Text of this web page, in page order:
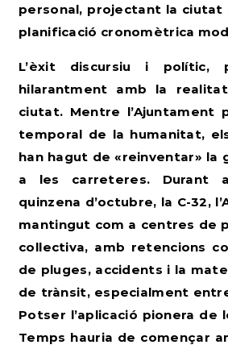
personal, projectant la ciutat
planificació cronomètrica
L’èxit discursiu i polític,
hilarantment amb la
ciutat. Mentre l’Ajuntament
temporal de la humanitat,
han hagut de «reinventar» la
a les carreteres. Durant
quinzena d’octubre, la C-32,
mantingut com a centres de
col·lectiva, amb retencions
de pluges, accidents i la
de trànsit, especialment
Potser l’aplicació pionera de
Temps hauria de començar